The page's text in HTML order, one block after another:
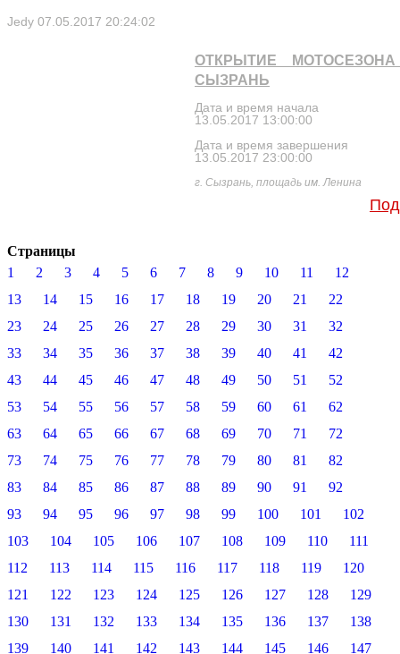
Jedy 07.05.2017 20:24:02
ОТКРЫТИЕ
СЫЗРАНЬ
Дата и время начала
13.05.2017 13:00:00
Дата и время завершения
13.05.2017 23:00:00
г. Сызрань, площадь им. Ленина
Страницы
1
2 3 4 5 6 7 8 9 10 11
12
13
14 15 16 17 18 19 20 21
22
23
24 25 26 27 28 29 30 31
32
33
34 35 36 37 38 39 40 41
42
43
44 45 46 47 48 49 50 51
52
53
54 55 56 57 58 59 60 61
62
63
64 65 66 67 68 69 70 71
72
73
74 75 76 77 78 79 80 81
82
83
84 85 86 87 88 89 90 91
92
93
94 95 96 97 98 99 100 101
102
103
104 105 106 107 108 109 110
111
112
113 114 115 116 117 118 119
120
121
122 123 124 125 126 127 128
129
130
131 132 133 134 135 136 137
138
139
140 141 142 143 144 145 146
147